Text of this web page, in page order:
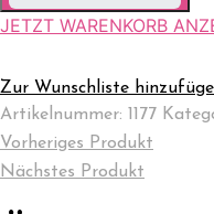
JETZT WARENKORB
Zur Wunschliste
Artikelnummer:
1177
Vorheriges Produkt
Nächstes Produkt